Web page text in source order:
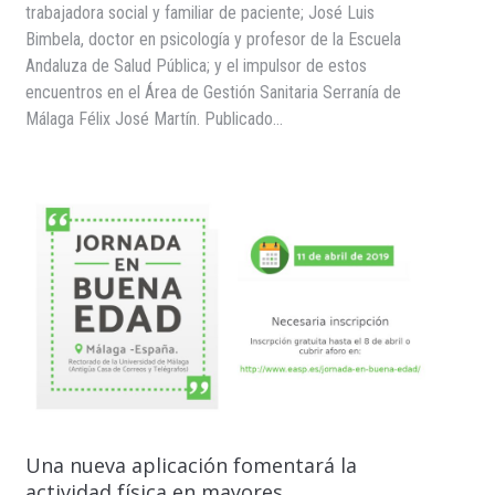
trabajadora social y familiar de paciente; José Luis
Bimbela, doctor en psicología y profesor de la Escuela
Andaluza de Salud Pública; y el impulsor de estos
encuentros en el Área de Gestión Sanitaria Serranía de
Málaga Félix José Martín. Publicado…
Una nueva aplicación fomentará la